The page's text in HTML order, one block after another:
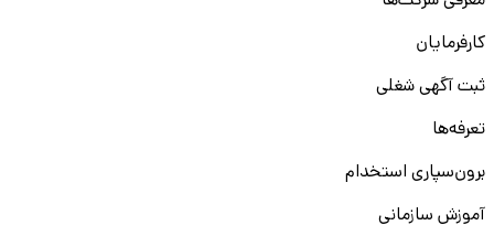
کارفرمایان
ثبت آگهی شغلی
تعرفه‌ها
برون‌سپاری استخدام
آموزش سازمانی